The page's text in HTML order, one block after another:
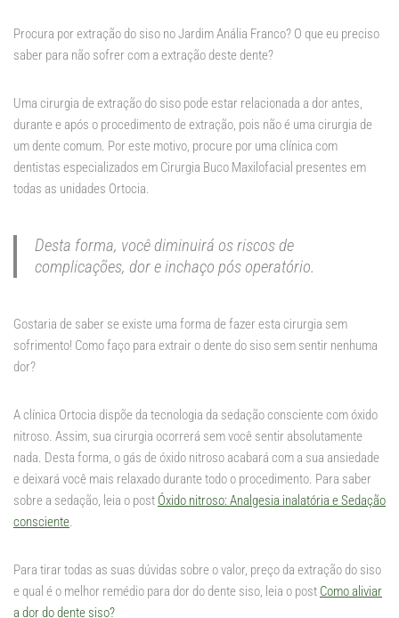
Procura por extração do siso no Jardim Anália Franco? O que eu preciso
saber para não sofrer com a extração deste dente?
Uma cirurgia de extração do siso pode estar relacionada a dor antes,
durante e após o procedimento de extração, pois não é uma cirurgia de
um dente comum. Por este motivo, procure por uma clínica com
dentistas especializados em Cirurgia Buco Maxilofacial presentes em
todas as unidades Ortocia.
Desta forma, você diminuirá os riscos de
complicações, dor e inchaço pós operatório.
Gostaria de saber se existe uma forma de fazer esta cirurgia sem
sofrimento! Como faço para extrair o dente do siso sem sentir nenhuma
dor?
A clínica Ortocia dispõe da tecnologia da sedação consciente com óxido
nitroso. Assim, sua cirurgia ocorrerá sem você sentir absolutamente
nada. Desta forma, o gás de óxido nitroso acabará com a sua ansiedade
e deixará você mais relaxado durante todo o procedimento. Para saber
sobre a sedação, leia o post Óxido nitroso: Analgesia inalatória e Sedação
consciente.
Para tirar todas as suas dúvidas sobre o valor, preço da extração do siso
e qual é o melhor remédio para dor do dente siso, leia o post Como aliviar
a dor do dente siso?